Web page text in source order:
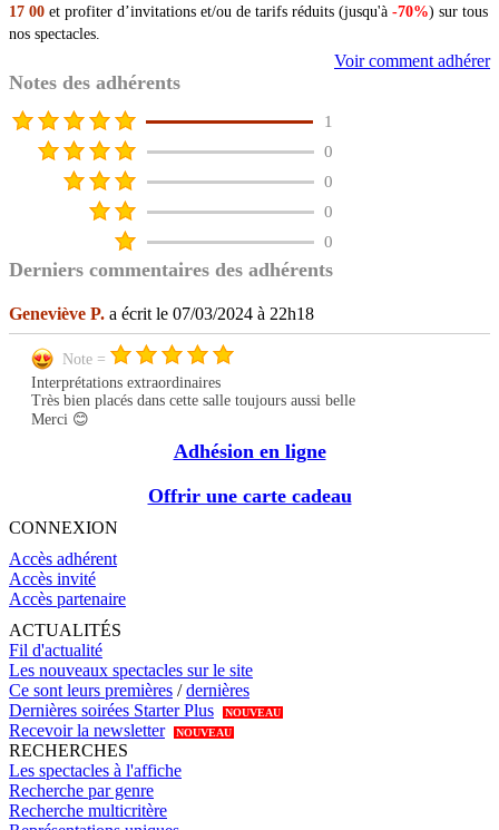
17 00 et profiter d’invitations et/ou de tarifs réduits (jusqu'à -70%) sur tous
nos spectacles.
Voir comment adhérer
Notes des adhérents
1
0
0
0
0
Derniers commentaires des adhérents
Geneviève P. a écrit le 07/03/2024 à 22h18
Note =
Interprétations extraordinaires
Très bien placés dans cette salle toujours aussi belle
Merci 😊
Adhésion en ligne
Offrir une carte cadeau
CONNEXION
Accès adhérent
Accès invité
Accès partenaire
ACTUALITÉS
Fil d'actualité
Les nouveaux spectacles sur le site
Ce sont leurs premières /dernières
Dernières soirées Starter Plus
NOUVEAU
Recevoir la newsletter NOUVEAU
RECHERCHES
Les spectacles à l'affiche
Recherche par genre
Recherche multicritère